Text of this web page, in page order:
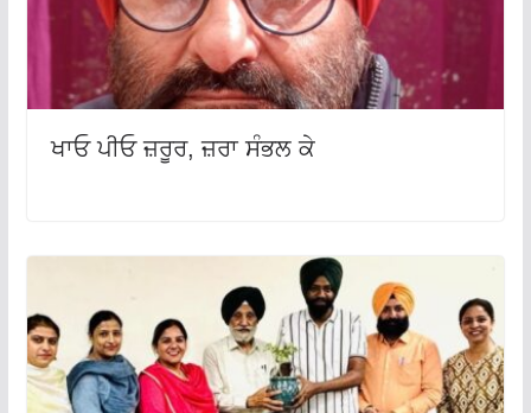
ਖਾਓ ਪੀਓ ਜ਼ਰੂਰ, ਜ਼ਰਾ ਸੰਭਲ ਕੇ